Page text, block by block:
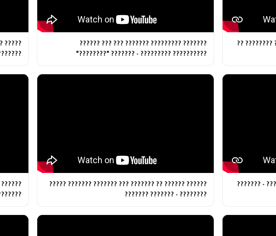
???????? ??
??????? ????????? ??????? ??? ??? ??????
?????????? ????????? - ??????? "????????"
-
"????"
?????
?????? ?????? ?? ??????? ??? ??????? ??????? ?????
???????? - ??????? ???????
?????